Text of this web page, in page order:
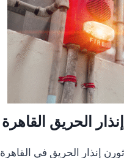
الحريق القاهرة
إنذار الحريق في القاهرة